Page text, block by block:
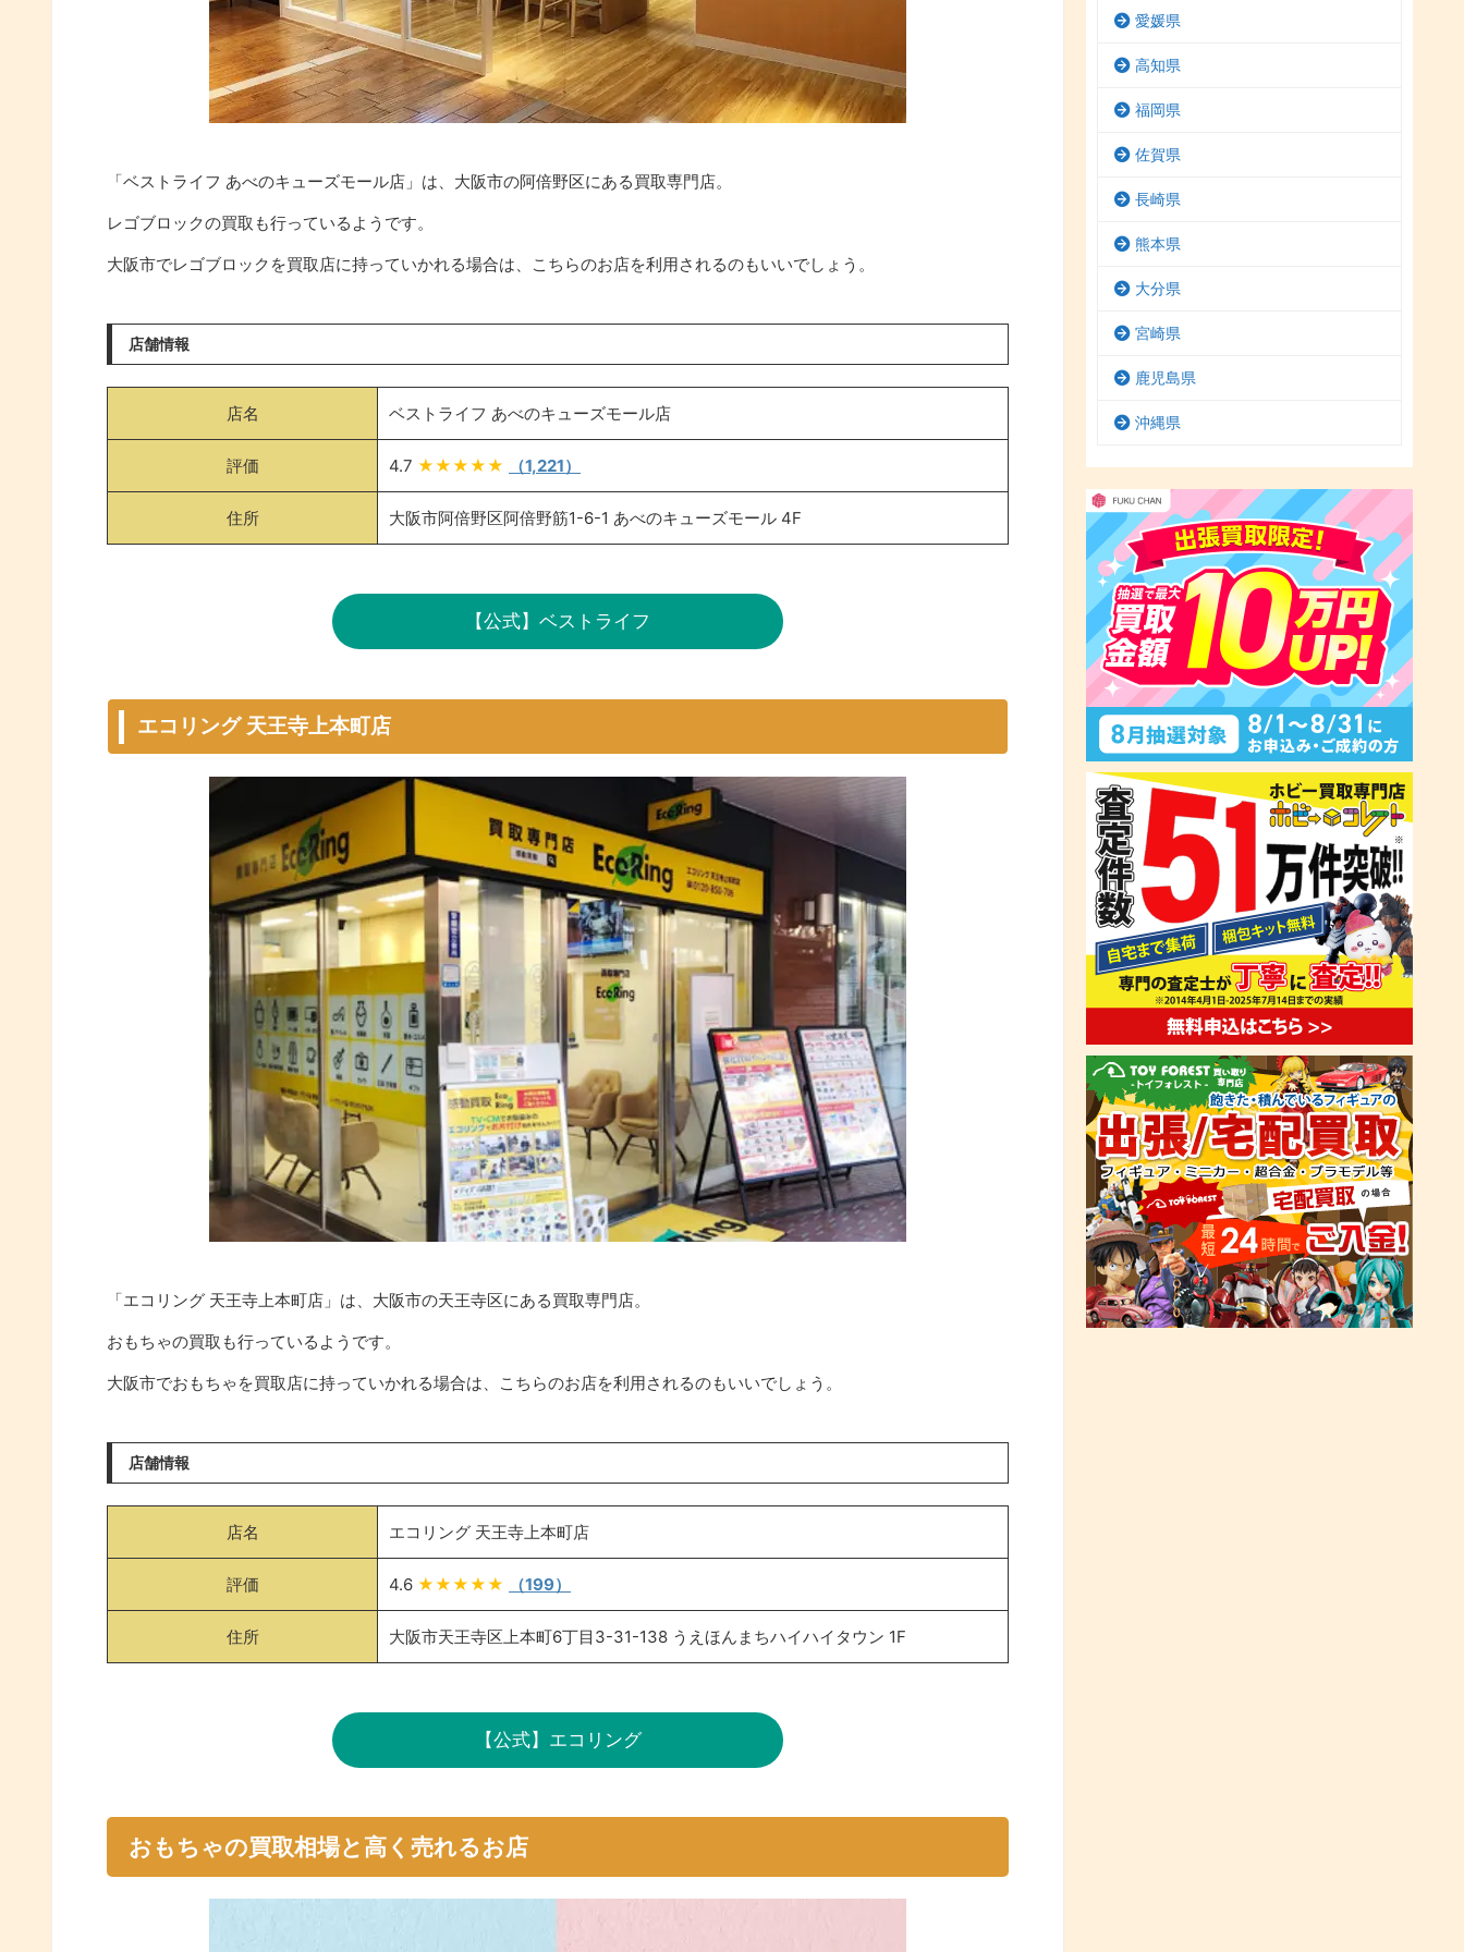
「ベストライフ あべのキューズモール店」は、大阪市の阿倍野区にある買取専門店。
レゴブロックの買取も行っているようです。
大阪市でレゴブロックを買取店に持っていかれる場合は、こちらのお店を利用されるのもいいでしょう。
店舗情報
店名 ベストライフ あべのキューズモール店
評価 4.7 ★★★★★ （1,221）
住所 大阪市阿倍野区阿倍野筋1-6-1 あべのキューズモール 4F
【公式】ベストライフ
エコリング 天王寺上本町店
「エコリング 天王寺上本町店」は、大阪市の天王寺区にある買取専門店。
おもちゃの買取も行っているようです。
大阪市でおもちゃを買取店に持っていかれる場合は、こちらのお店を利用されるのもいいでしょう。
店舗情報
店名 エコリング 天王寺上本町店
評価 4.6 ★★★★★ （199）
住所 大阪市天王寺区上本町6丁目3-31-138 うえほんまちハイハイタウン 1F
【公式】エコリング
おもちゃの買取相場と高く売れるお店
愛媛県
高知県
福岡県
佐賀県
長崎県
熊本県
大分県
宮崎県
鹿児島県
沖縄県